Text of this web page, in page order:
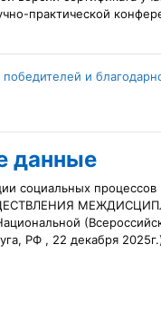
практической
и
данные
социальных процессов
РФ , 22 декабря